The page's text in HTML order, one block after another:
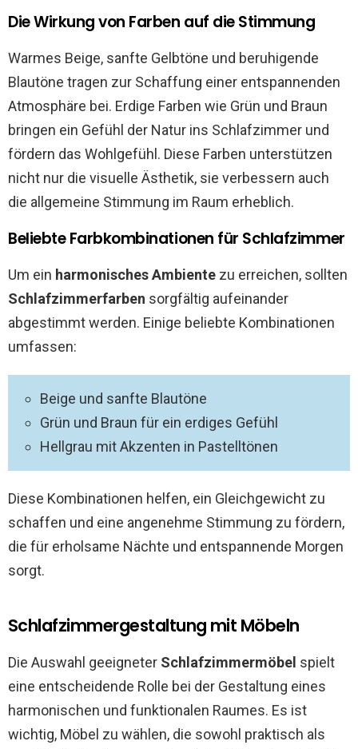
Die Wirkung von Farben auf die Stimmung
Warmes Beige, sanfte Gelbtöne und beruhigende
Blautöne tragen zur Schaffung einer entspannenden
Atmosphäre bei. Erdige Farben wie Grün und Braun
bringen ein Gefühl der Natur ins Schlafzimmer und
fördern das Wohlgefühl. Diese Farben unterstützen
nicht nur die visuelle Ästhetik, sie verbessern auch
die allgemeine Stimmung im Raum erheblich.
Beliebte Farbkombinationen für Schlafzimmer
Um ein harmonisches Ambiente zu erreichen, sollten
Schlafzimmerfarben sorgfältig aufeinander
abgestimmt werden. Einige beliebte Kombinationen
umfassen:
Beige und sanfte Blautöne
Grün und Braun für ein erdiges Gefühl
Hellgrau mit Akzenten in Pastelltönen
Diese Kombinationen helfen, ein Gleichgewicht zu
schaffen und eine angenehme Stimmung zu fördern,
die für erholsame Nächte und entspannende Morgen
sorgt.
Schlafzimmergestaltung mit Möbeln
Die Auswahl geeigneter Schlafzimmermöbel spielt
eine entscheidende Rolle bei der Gestaltung eines
harmonischen und funktionalen Raumes. Es ist
wichtig, Möbel zu wählen, die sowohl praktisch als